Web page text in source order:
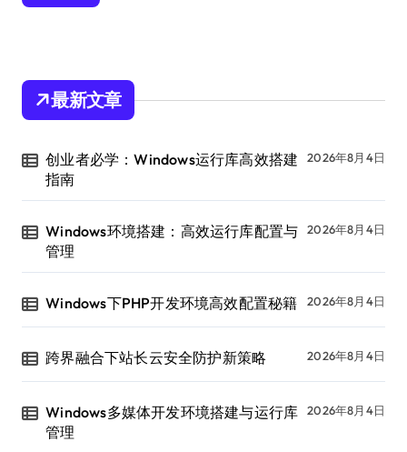
最新文章
创业者必学：Windows运行库高效搭建
指南
2026年8月4日
Windows环境搭建：高效运行库配置与
管理
2026年8月4日
Windows下PHP开发环境高效配置秘籍 2026年8月4日
跨界融合下站长云安全防护新策略 2026年8月4日
Windows多媒体开发环境搭建与运行库
管理
2026年8月4日